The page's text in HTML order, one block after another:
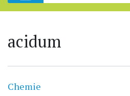
acidum
Chemie